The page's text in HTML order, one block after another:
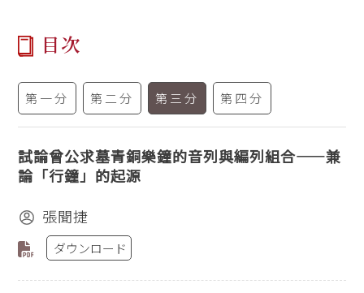
目次
第一分 第二分 第三分 第四分
試論曾公求墓青銅樂鐘的音列與編列組合——兼
論「行鐘」的起源
張聞捷
ダウンロード